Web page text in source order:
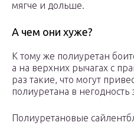
мягче и дольше.
А чем они хуже?
К тому же полиуретан
а на верхних рычагах с
раз такие, что могут
полиуретана в негодность
Полиуретановые